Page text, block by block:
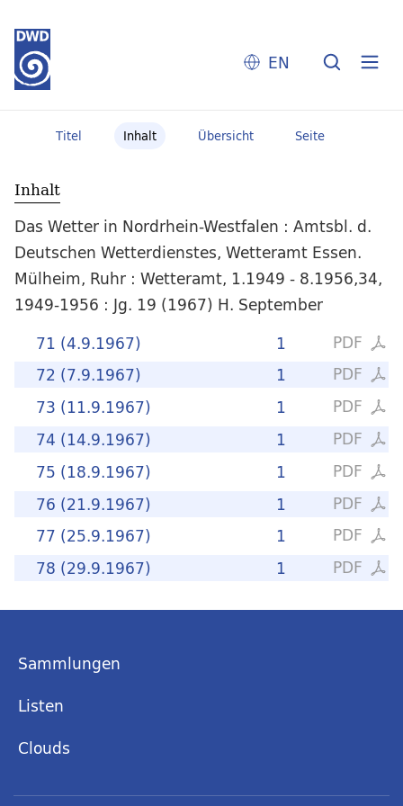
EN
Titel Inhalt Übersicht Seite
Inhalt
Das Wetter in Nordrhein-Westfalen : Amtsbl. d.
Deutschen Wetterdienstes, Wetteramt Essen.
Mülheim, Ruhr : Wetteramt, 1.1949 - 8.1956,34,
1949-1956 : Jg. 19 (1967) H. September
PDF
1
71 (4.9.1967)
PDF
1
72 (7.9.1967)
PDF
1
73 (11.9.1967)
PDF
1
74 (14.9.1967)
PDF
1
75 (18.9.1967)
PDF
1
76 (21.9.1967)
PDF
1
77 (25.9.1967)
PDF
1
78 (29.9.1967)
Sammlungen
Listen
Clouds